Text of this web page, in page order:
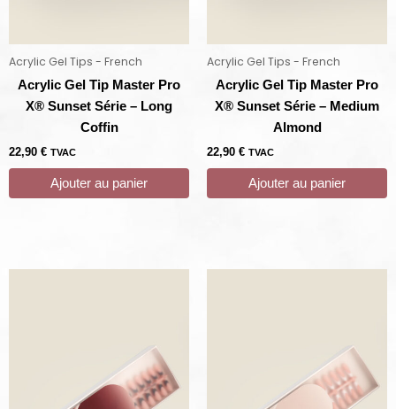
Acrylic Gel Tips - French
Acrylic Gel Tip Master Pro
X® Sunset Série – Long
Coffin
22,90 € TVAC
Ajouter au panier
Acrylic Gel Tips - French
Acrylic Gel Tip Master Pro
X® Sunset Série – Medium
Almond
22,90 € TVAC
Ajouter au panier